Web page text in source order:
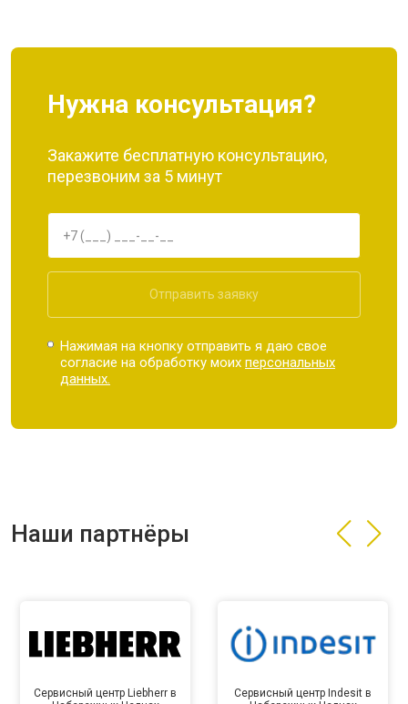
Нужна консультация?
Закажите бесплатную консультацию,
перезвоним за 5 минут
Отправить заявку
Нажимая на кнопку отправить я даю свое
согласие на обработку моихперсональных
данных.
Наши партнёры
Сервисный центр Liebherr в
Сервисный центр Indesit в